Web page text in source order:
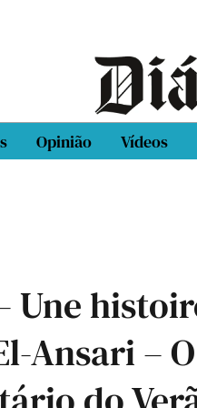
Opinião Vídeos
Une
Ansari –